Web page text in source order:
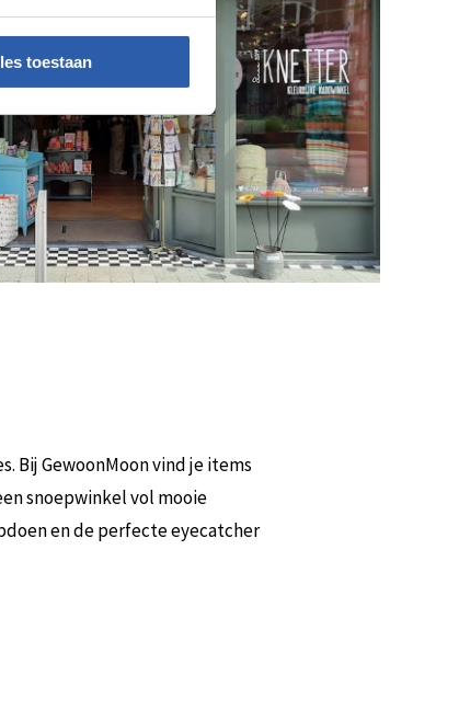
toestaan
Bij GewoonMoon vind je items
snoepwinkel vol mooie
en de perfecte eyecatcher